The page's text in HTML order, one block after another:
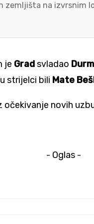
na izvrsnim
je Gradsvladao
strijelci bili Mate
očekivanje novih
- Oglas -